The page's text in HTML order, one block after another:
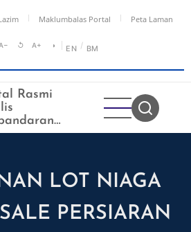
Maklumbalas Portal Peta Laman
A− ↺ A+ ◑ EN / BM
Rasmi
LOT NIAGA
PERSIARAN